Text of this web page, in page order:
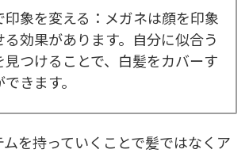
印象を変える：メガネは顔を印象
る効果があります。自分に似合う
見つけることで、白髪をカバーす
きます。
を持っていくことで髪ではなくア